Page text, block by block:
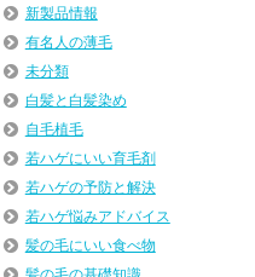
新製品情報
有名人の薄毛
未分類
白髪と白髪染め
自毛植毛
若ハゲにいい育毛剤
若ハゲの予防と解決
若ハゲ悩みアドバイス
髪の毛にいい食べ物